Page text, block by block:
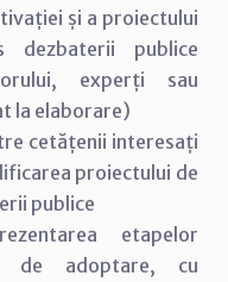
și a proiectului
publice
experți sau
la elaborare)
cetățenii interesați
proiectului de
publice
etapelor
de adoptare, cu